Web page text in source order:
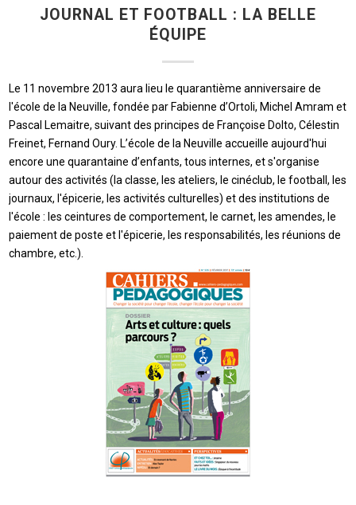
JOURNAL ET FOOTBALL : LA BELLE
ÉQUIPE
Le 11 novembre 2013 aura lieu le quarantième anniversaire de
l'école de la Neuville, fondée par Fabienne d’Ortoli, Michel Amram et
Pascal Lemaitre, suivant des principes de Françoise Dolto, Célestin
Freinet, Fernand Oury. L’école de la Neuville accueille aujourd'hui
encore une quarantaine d’enfants, tous internes, et s'organise
autour des activités (la classe, les ateliers, le cinéclub, le football, les
journaux, l'épicerie, les activités culturelles) et des institutions de
l'école : les ceintures de comportement, le carnet, les amendes, le
paiement de poste et l'épicerie, les responsabilités, les réunions de
chambre, etc.).